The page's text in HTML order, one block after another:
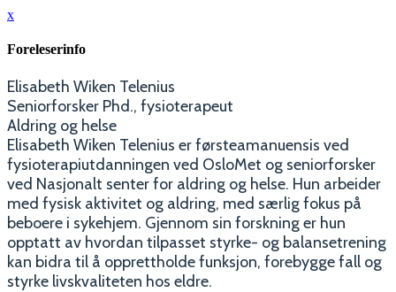
x
Foreleserinfo
Elisabeth Wiken Telenius
Seniorforsker Phd., fysioterapeut
Aldring og helse
Elisabeth Wiken Telenius er førsteamanuensis ved
fysioterapiutdanningen ved OsloMet og seniorforsker
ved Nasjonalt senter for aldring og helse. Hun arbeider
med fysisk aktivitet og aldring, med særlig fokus på
beboere i sykehjem. Gjennom sin forskning er hun
opptatt av hvordan tilpasset styrke- og balansetrening
kan bidra til å opprettholde funksjon, forebygge fall og
styrke livskvaliteten hos eldre.